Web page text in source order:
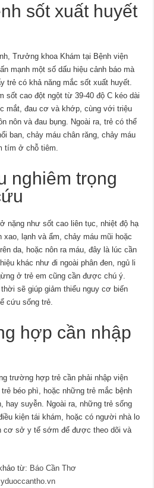
sốt xuất huyết
Trưởng khoa Khám tại Bệnh viện
mạnh một số dấu hiệu cảnh báo mà
trẻ có khả năng mắc sốt xuất huyết.
sốt cao đột ngột từ 39-40 độ C kéo dài
mắt, đau cơ và khớp, cùng với triệu
nôn và đau bụng. Ngoài ra, trẻ có thể
ban, chảy máu chân răng, chảy máu
tím ở chỗ tiêm.
nghiêm trọng
nặng như sốt cao liên tục, nhiệt độ hạ
lạnh và ẩm, chảy máu mũi hoặc
da, hoặc nôn ra máu, đây là lúc cần
khác như đi ngoài phân đen, ngủ li
ở trẻ em cũng cần được chú ý.
sẽ giúp giảm thiểu nguy cơ biến
cứu sống trẻ.
hợp cần nhập
trường hợp trẻ cần phải nhập viện
béo phì, hoặc những trẻ mắc bệnh
hay suyễn. Ngoài ra, những trẻ sống
kiện tái khám, hoặc có người nhà lo
cơ sở y tế sớm để được theo dõi và
từ: Báo Cần Thơ
yduoccantho.vn